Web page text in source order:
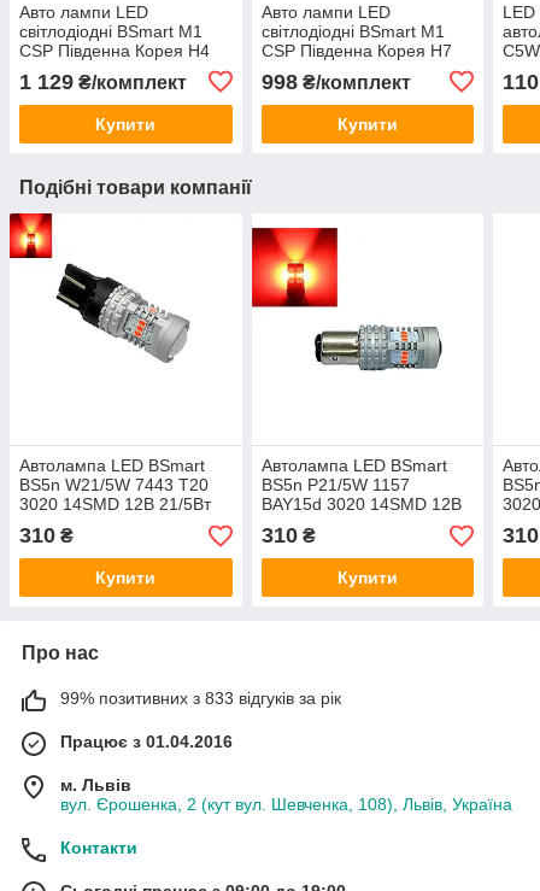
Авто лампи LED
світлодіодні BSmart M1
CSP Південна Корея H4
1 129 ₴/комплект
Купити
Авто лампи LED
світлодіодні BSmart M1
CSP Південна Корея H7
998₴/комплект
Купити
LED
110
Подібні товари компанії
Автолампа LED BSmart
BS5n W21/5W 7443 T20
3020 14SMD 12В 21/5Вт
Canbus Червона
310 ₴
Купити
Автолампа LED BSmart
BS5n P21/5W 1157
BAY15d 3020 14SMD 12В
Canbus Червона
310₴
Купити
310
Про нас
99% позитивних з 833 відгуків за рік
Працює з 01.04.2016
м. Львів
вул. Єрошенка, 2 (кут вул. Шевченка, 108), Львів, Україна
Контакти